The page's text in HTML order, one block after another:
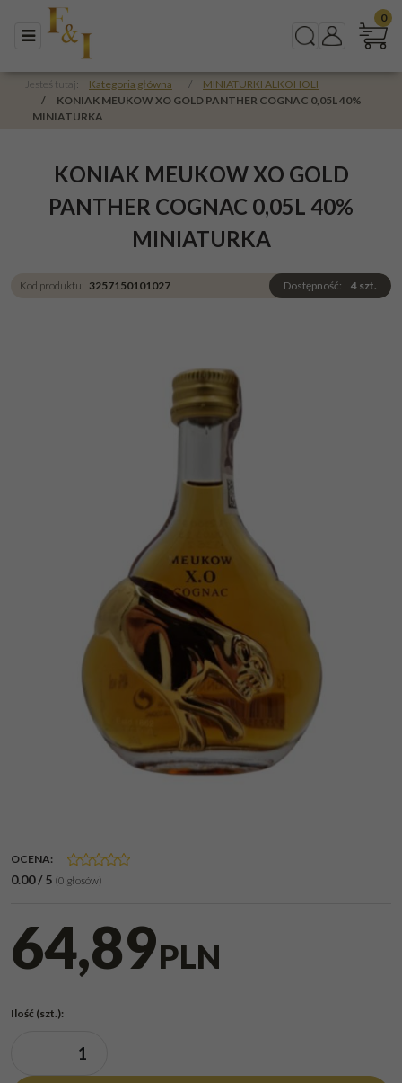
Menu SzukajPanel
0
Jesteś tutaj: Kategoria główna /
MINIATURKI ALKOHOLI
/
KONIAK MEUKOW XO GOLD PANTHER COGNAC 0,05L 40%
MINIATURKA
KONIAK MEUKOW XO GOLD
PANTHER COGNAC 0,05L 40%
MINIATURKA
Kod produktu: 3257150101027 Dostępność: 4 szt.
OCENA:
0.00/5 (0 głosów)
64,89PLN
Ilość (szt.):